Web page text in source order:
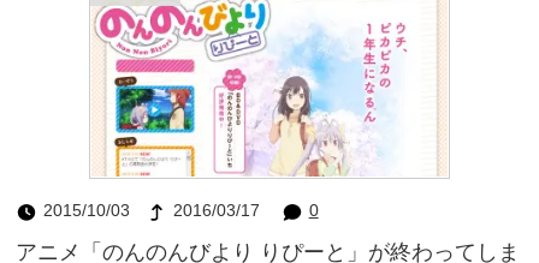
2015/10/03 2016/03/17 0
アニメ「のんのんびより りぴーと」が終わってしま